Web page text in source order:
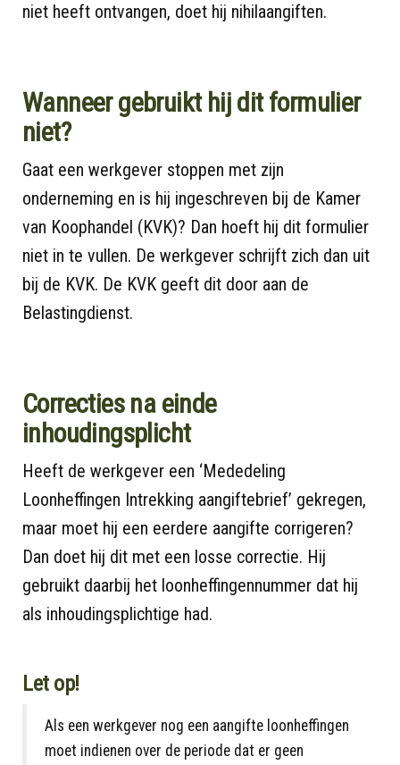
niet heeft ontvangen, doet hij nihilaangiften.
Wanneer gebruikt hij dit formulier
niet?
Gaat een werkgever stoppen met zijn
onderneming en is hij ingeschreven bij de Kamer
van Koophandel (KVK)? Dan hoeft hij dit formulier
niet in te vullen. De werkgever schrijft zich dan uit
bij de KVK. De KVK geeft dit door aan de
Belastingdienst.
Correcties na einde
inhoudingsplicht
Heeft de werkgever een ‘Mededeling
Loonheffingen Intrekking aangiftebrief’ gekregen,
maar moet hij een eerdere aangifte corrigeren?
Dan doet hij dit met een losse correctie. Hij
gebruikt daarbij het loonheffingennummer dat hij
als inhoudingsplichtige had.
Let op!
Als een werkgever nog een aangifte loonheffingen
moet indienen over de periode dat er geen